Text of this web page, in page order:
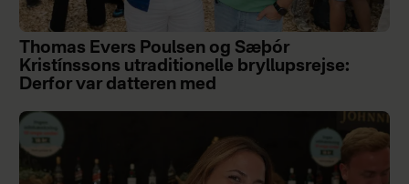
Thomas Evers Poulsen og Sæþór
Kristínssons utraditionelle bryllupsrejse:
Derfor var datteren med